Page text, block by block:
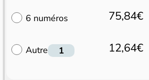
6 numéros 75,84€
Autre 12,64€